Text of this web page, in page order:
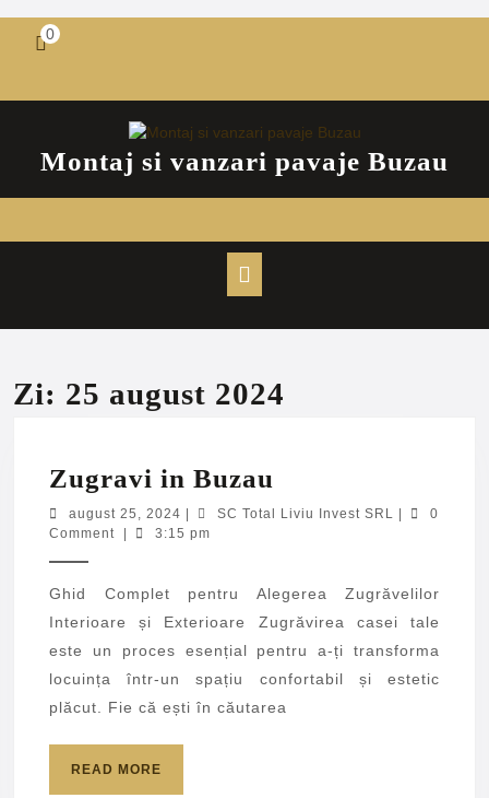
shopping
0
Montaj si vanzari pavaje Buzau
Button
Zi: 25 august 2024
Zugravi in Buzau
in
august 25, 2024 august
25,
SC Total Liviu Invest SRL SC
SRL
0
Comment
3:15 pm
Ghid Complet pentru Alegerea Zugrăvelilor
Interioare și Exterioare Zugrăvirea casei tale
este un proces esențial pentru a-ți transforma
locuința într-un spațiu confortabil și estetic
plăcut. Fie că ești în căutarea
READ MORE